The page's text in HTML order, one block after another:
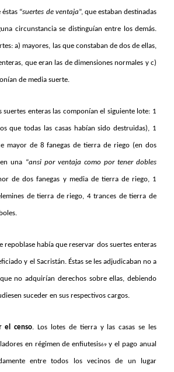
“suertes de ventaja”, que estaban destinadas
circunstancia se distinguían entre los demás.
a) mayores, las que constaban de dos de ellas,
que eran las de dimensiones normales y c)
de media suerte.
suertes enteras las componían el siguiente lote: 1
que todas las casas habían sido destruidas), 1
mayor de 8 fanegas de tierra de riego (en dos
una “ansi por ventaja como por tener dobles
de dos fanegas y media de tierra de riego, 1
de tierra de riego, 4 trances de tierra de
repoblase había que reservar dos suertes enteras
y el Sacristán. Éstas se les adjudicaban no a
no adquirían derechos sobre ellas, debiendo
suceder en sus respectivos cargos.
el censo. Los lotes de tierra y las casas se les
en régimen de enfiutesis69y el pago anual
entre todos los vecinos de un lugar